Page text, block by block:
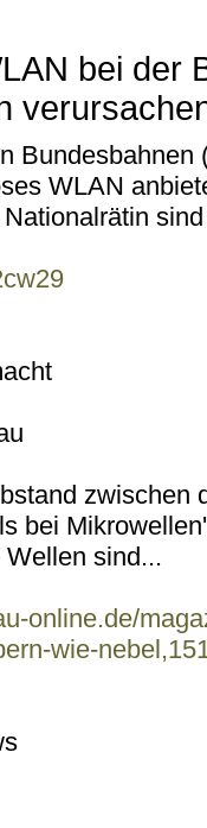
bei der
Bundesbahnen
WLAN
zwischen
bei
sind...
online.de/
wie-